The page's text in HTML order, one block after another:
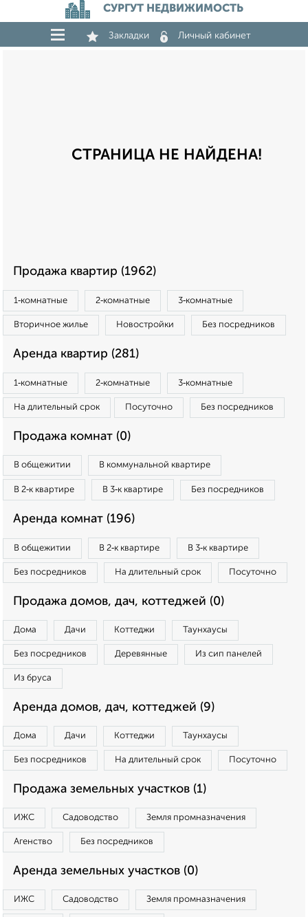
СУРГУТ НЕДВИЖИМОСТЬ
Закладки Личный кабинет
СТРАНИЦА НЕ НАЙДЕНА!
Продажа квартир (1962)
1‑комнатные 2‑комнатные 3‑комнатные
Вторичное жилье Новостройки Без посредников
Аренда квартир (281)
1‑комнатные 2‑комнатные 3‑комнатные
На длительный срок Посуточно Без посредников
Продажа комнат (0)
В общежитии В коммунальной квартире
В 2‑к квартире В 3‑к квартире Без посредников
Аренда комнат (196)
В общежитии В 2‑к квартире В 3‑к квартире
Без посредников На длительный срок Посуточно
Продажа домов, дач, коттеджей (0)
Дома Дачи Коттеджи Таунхаусы
Без посредников Деревянные Из сип панелей
Из бруса
Аренда домов, дач, коттеджей (9)
Дома Дачи Коттеджи Таунхаусы
Без посредников На длительный срок Посуточно
Продажа земельных участков (1)
ИЖС Садоводство Земля промназначения
Агенство Без посредников
Аренда земельных участков (0)
ИЖС Садоводство Земля промназначения